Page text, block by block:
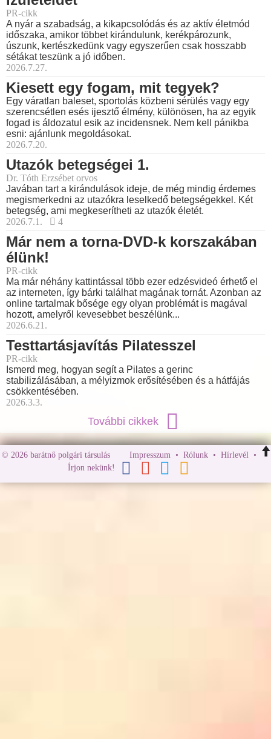
PR-cikk
A nyár a szabadság, a kikapcsolódás és az aktív életmód
időszaka, amikor többet kirándulunk, kerékpározunk,
úszunk, kertészkedünk vagy egyszerűen csak hosszabb
sétákat teszünk a jó időben.
2026.7.27.
Kiesett egy fogam, mit tegyek?
Egy váratlan baleset, sportolás közbeni sérülés vagy egy
szerencsétlen esés ijesztő élmény, különösen, ha az egyik
fogad is áldozatul esik az incidensnek. Nem kell pánikba
esni: ajánlunk megoldásokat.
2026.7.20.
Utazók betegségei 1.
Dr. Tóth Erzsébet orvos
Javában tart a kirándulások ideje, de még mindig érdemes
megismerkedni az utazókra leselkedő betegségekkel. Két
betegség, ami megkeserítheti az utazók életét.
2026.7.1.
4
Már nem a torna-DVD-k korszakában
élünk!
PR-cikk
Ma már néhány kattintással több ezer edzésvideó érhető el
az interneten, így bárki találhat magának tornát. Azonban az
online tartalmak bősége egy olyan problémát is magával
hozott, amelyről kevesebbet beszélünk...
2026.6.21.
Testtartásjavítás Pilatesszel
PR-cikk
Ismerd meg, hogyan segít a Pilates a gerinc
stabilizálásában, a mélyizmok erősítésében és a hátfájás
csökkentésében.
2026.3.3.
További cikkek
© 2026 barátnő polgári társulás Impresszum • Rólunk• Hírlevél •
Írjon nekünk!